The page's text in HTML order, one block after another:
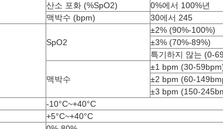
산소 포화 (%SpO2)
0%에서 100%년
맥박수 (bpm)
30에서 245
SpO2
±2% (90%-100%)
±3% (70%-89%)
특기하지 않는 (0-
맥박수
±1 bpm (30-
±2 bpm (60-
±3 bpm (150-
-10°C~+40°C
+5°C~+40°C